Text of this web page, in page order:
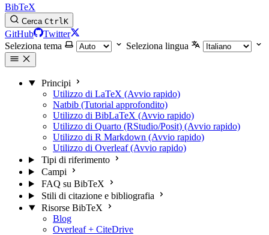
BibTeX
Cerca CtrlK
GitHub
Twitter
Seleziona tema
Seleziona lingua
Principi
Utilizzo di LaTeX (Avvio rapido)
Natbib (Tutorial approfondito)
Utilizzo di BibLaTeX (Avvio rapido)
Utilizzo di Quarto (RStudio/Posit) (Avvio rapido)
Utilizzo di R Markdown (Avvio rapido)
Utilizzo di Overleaf (Avvio rapido)
Tipi di riferimento
Campi
FAQ su BibTeX
Stili di citazione e bibliografia
Risorse BibTeX
Blog
Overleaf + CiteDrive